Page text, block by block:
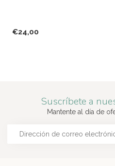
€24,00
Suscríbete a
Mantente al día de